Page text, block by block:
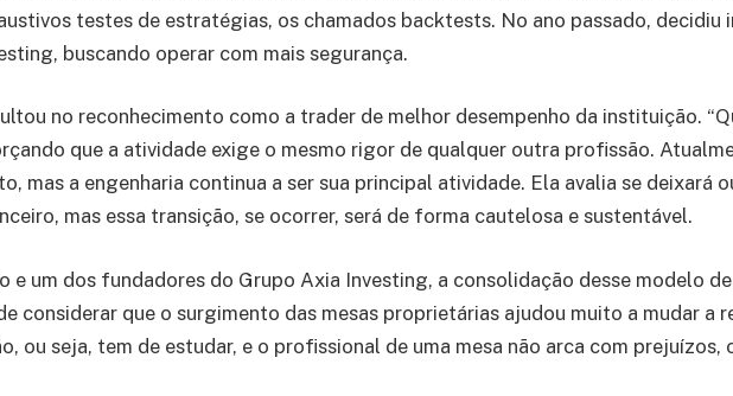
testes de estratégias, os chamados backtests. No ano passado, decidiu
buscando operar com mais segurança.
no reconhecimento como a trader de melhor desempenho da instituição.
que a atividade exige o mesmo rigor de qualquer outra profissão.
mas a engenharia continua a ser sua principal atividade. Ela avalia se deixará
mas essa transição, se ocorrer, será de forma cautelosa e sustentável.
e um dos fundadores do Grupo Axia Investing, a consolidação desse modelo
considerar que o surgimento das mesas proprietárias ajudou muito a mudar a
ou seja, tem de estudar, e o profissional de uma mesa não arca com